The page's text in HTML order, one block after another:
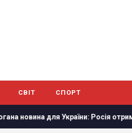
СВІТ СПОРТ
Росія отримала ракети КНДР у